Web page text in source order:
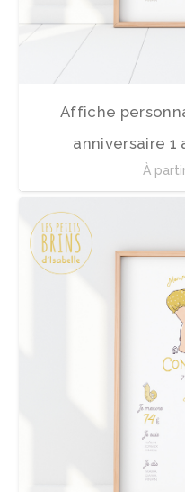
Affiche
anniversaire 1
À